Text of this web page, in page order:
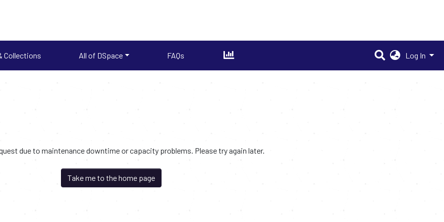
Collections All of DSpace FAQs Log In
due to maintenance downtime or capacity problems. Please try again later.
Take me to the home page